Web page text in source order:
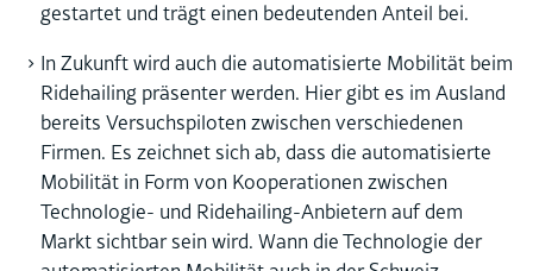
gestartet und trägt einen bedeutenden Anteil bei.
In Zukunft wird auch die automatisierte Mobilität beim
Ridehailing präsenter werden. Hier gibt es im Ausland
bereits Versuchspiloten zwischen verschiedenen
Firmen. Es zeichnet sich ab, dass die automatisierte
Mobilität in Form von Kooperationen zwischen
Technologie- und Ridehailing-Anbietern auf dem
Markt sichtbar sein wird. Wann die Technologie der